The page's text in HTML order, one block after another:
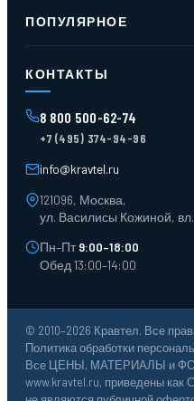
Контакты
Доставка и оплата
ПОПУЛЯРНОЕ
Контейнеры для отходов
Поддоны
Ящики пластиковые
Тара пласт. и металл.
Тележки для склада
КОНТАКТЫ
8 800 500-62-74
+7 (495) 374-94-96
info@kravtel.ru
121096, Москва,
ул. Василисы Кожиной,
Пн–Пт9:00–18:00
Обед 13:00–14:00
© 2010–2026 Кравтел. Все
Политика обработки
Все ЦЕНЫ, МАТЕРИАЛЫ и
www.kravtel.ru, приведены